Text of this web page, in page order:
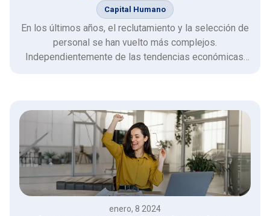
Capital Humano
En los últimos años, el reclutamiento y la selección de
personal se han vuelto más complejos.
Independientemente de las tendencias económicas,
enero, 8 2024